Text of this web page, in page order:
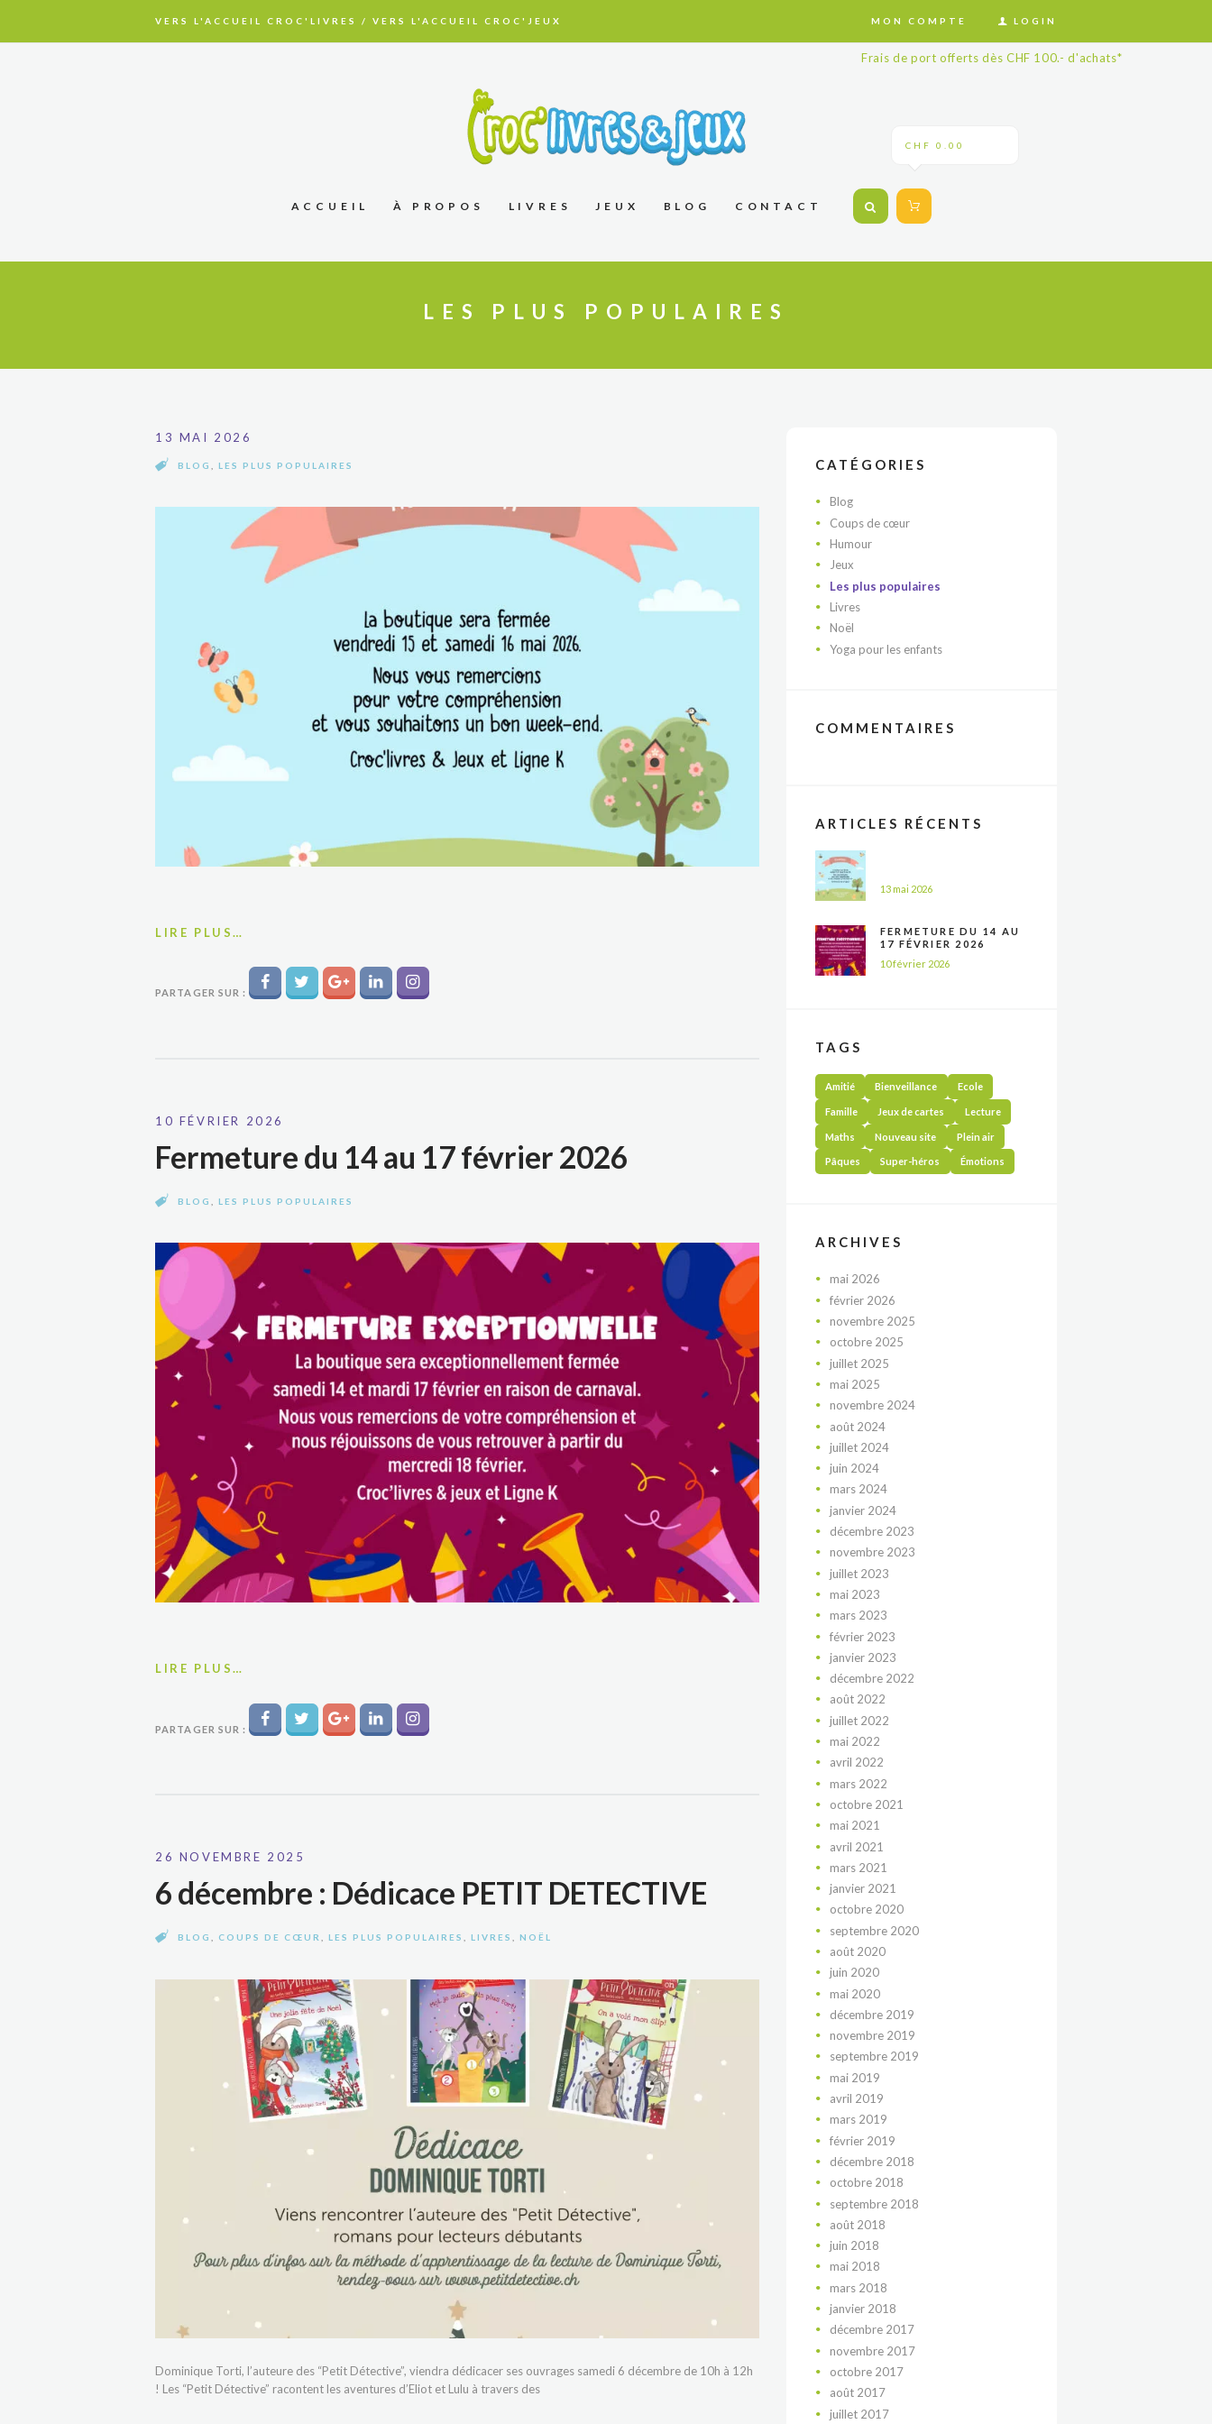
VERS L'ACCUEIL CROC'LIVRES / VERS L'ACCUEIL CROC'JEUX MON COMPTE LOGIN
Frais de port offerts dès CHF 100.- d'achats*
ACCUEIL À PROPOS LIVRES JEUX BLOG CONTACT
CHF 0.00
LES PLUS POPULAIRES
13 MAI 2026
BLOG LES PLUS POPULAIRES
LIRE PLUS…
PARTAGER SUR :
10 FÉVRIER 2026
Fermeture du 14 au 17 février 2026
BLOG LES PLUS POPULAIRES
LIRE PLUS…
PARTAGER SUR :
26 NOVEMBRE 2025
6 décembre : Dédicace PETIT DETECTIVE
BLOG COUPS DE CŒUR LES PLUS POPULAIRES LIVRES NOËL
Dominique Torti, l’auteure des “Petit Détective”, viendra dédicacer ses ouvrages samedi 6 décembre de 10h à 12h
! Les “Petit Détective” racontent les aventures d’Eliot et Lulu à travers des
CATÉGORIES
Blog
Coups de cœur
Humour
Jeux
Les plus populaires
Livres
Noël
Yoga pour les enfants
COMMENTAIRES
ARTICLES RÉCENTS
13 mai 2026
FERMETURE DU 14 AU
17 FÉVRIER 2026
10 février 2026
TAGS
Amitié Bienveillance Ecole
Famille Jeux de cartes Lecture
Maths Nouveau site Plein air
Pâques Super-héros Émotions
ARCHIVES
mai 2026
février 2026
novembre 2025
octobre 2025
juillet 2025
mai 2025
novembre 2024
août 2024
juillet 2024
juin 2024
mars 2024
janvier 2024
décembre 2023
novembre 2023
juillet 2023
mai 2023
mars 2023
février 2023
janvier 2023
décembre 2022
août 2022
juillet 2022
mai 2022
avril 2022
mars 2022
octobre 2021
mai 2021
avril 2021
mars 2021
janvier 2021
octobre 2020
septembre 2020
août 2020
juin 2020
mai 2020
décembre 2019
novembre 2019
septembre 2019
mai 2019
avril 2019
mars 2019
février 2019
décembre 2018
octobre 2018
septembre 2018
août 2018
juin 2018
mai 2018
mars 2018
janvier 2018
décembre 2017
novembre 2017
octobre 2017
août 2017
juillet 2017